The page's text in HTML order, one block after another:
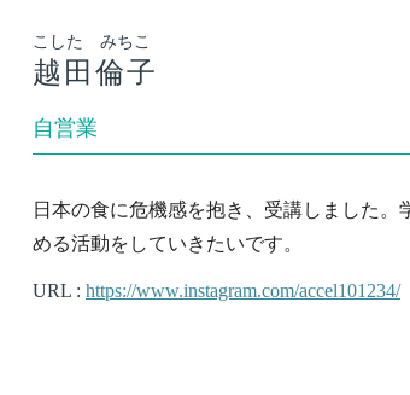
こした みちこ
越田倫子
自営業
日本の食に危機感を抱き、受講しました。
める活動をしていきたいです。
URL : https://www.instagram.com/accel101234/